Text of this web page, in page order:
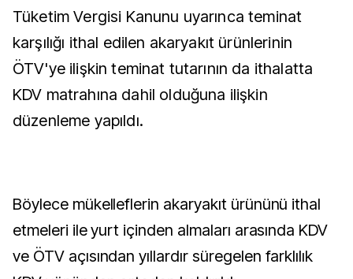
Tüketim Vergisi Kanunu uyarınca teminat
karşılığı ithal edilen akaryakıt ürünlerinin
ÖTV'ye ilişkin teminat tutarının da ithalatta
KDV matrahına dahil olduğuna ilişkin
düzenleme yapıldı.
Böylece mükelleflerin akaryakıt ürününü ithal
etmeleri ile yurt içinden almaları arasında KDV
ve ÖTV açısından yıllardır süregelen farklılık